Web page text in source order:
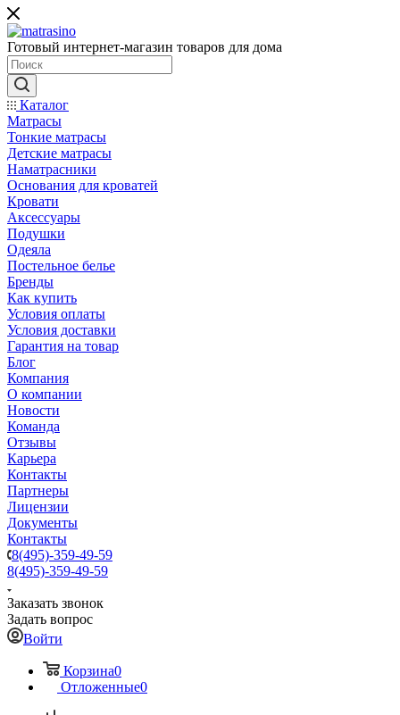
Готовый интернет-магазин товаров для дома
Каталог
Матрасы
Тонкие матрасы
Детские матрасы
Наматрасники
Основания для кроватей
Кровати
Аксессуары
Подушки
Одеяла
Постельное белье
Бренды
Как купить
Условия оплаты
Условия доставки
Гарантия на товар
Блог
Компания
О компании
Новости
Команда
Отзывы
Карьера
Контакты
Партнеры
Лицензии
Документы
Контакты
8(495)-359-49-59
8(495)-359-49-59
Заказать звонок
Задать вопрос
Войти
Корзина0
Отложенные0